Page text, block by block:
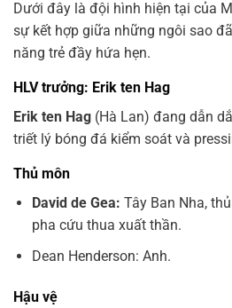
Dưới đây là đội hình hiện tại của
sự kết hợp giữa những ngôi sao
năng trẻ đầy hứa hẹn.
HLV trưởng: Erik ten Hag
Erik ten Hag (Hà Lan) đang dẫn
triết lý bóng đá kiểm soát và
Thủ môn
David de Gea: Tây Ban Nha,
pha cứu thua xuất thần.
Dean Henderson: Anh.
Hậu vệ